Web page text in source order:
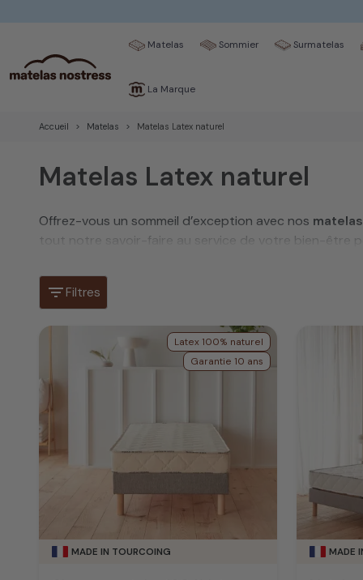
Matelas Sommier Surmatelas
La Marque
Accueil Matelas Matelas Latex naturel
Matelas Latex naturel
Offrez-vous un sommeil d’exception avec nos
tout notre savoir-faire au service de votre bien-être
est fabriqué à la commande dans
gamme made in France.
filter_list Filtres
MADE IN TOURCOING
Latex 100% naturel
Garantie 10 ans
MADE